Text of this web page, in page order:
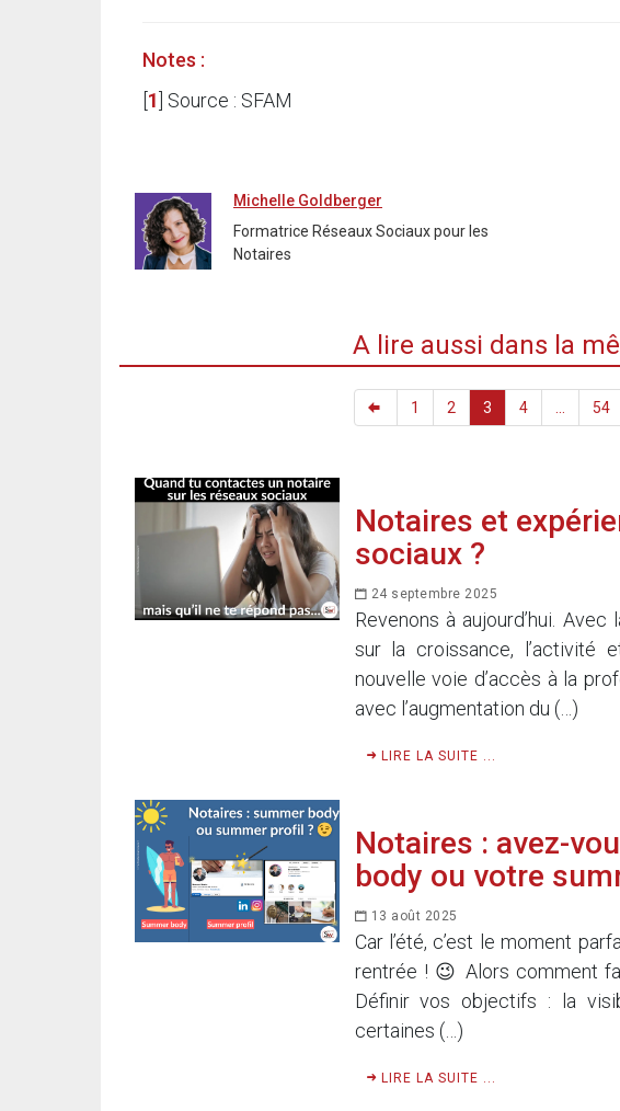
Notes :
1 Source : SFAM
Michelle Goldberger
Formatrice Réseaux Sociaux pour les
Notaires
A lire aussi dans la
1 2 3 4 ... 54
Notaires et
sociaux ?
24 septembre 2025
Revenons à aujourd’hui.
sur la croissance, l’activité
nouvelle voie d’accès à la
avec l’augmentation du (…)
LIRE LA SUITE ...
Notaires : avez-
body ou votre
13 août 2025
Car l’été, c’est le moment
rentrée ! 😉 Alors comment
Définir vos objectifs : la
certaines (…)
LIRE LA SUITE ...